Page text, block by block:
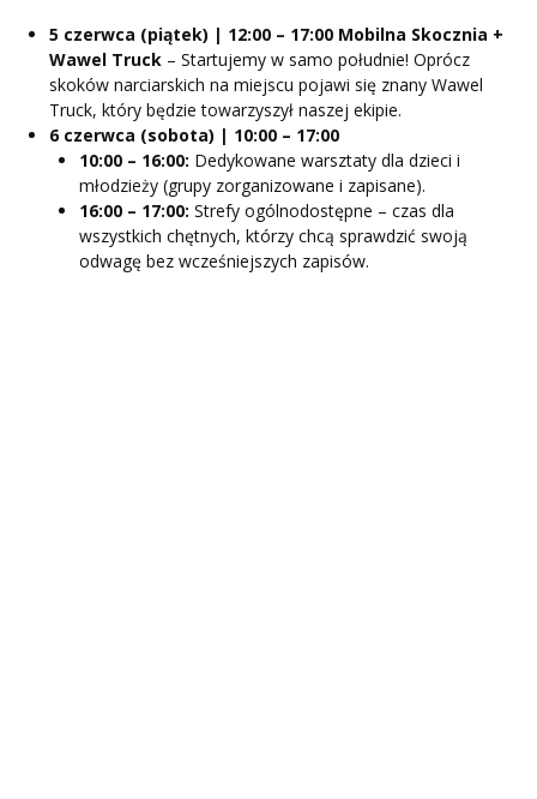
5 czerwca (piątek) | 12:00 – 17:00 Mobilna Skocznia +
Wawel Truck– Startujemy w samo południe! Oprócz
skoków narciarskich na miejscu pojawi się znany Wawel
Truck, który będzie towarzyszył naszej ekipie.
6 czerwca (sobota) | 10:00 – 17:00
10:00 – 16:00: Dedykowane warsztaty dla dzieci i
młodzieży (grupy zorganizowane i zapisane).
16:00 – 17:00: Strefy ogólnodostępne – czas dla
wszystkich chętnych, którzy chcą sprawdzić swoją
odwagę bez wcześniejszych zapisów.